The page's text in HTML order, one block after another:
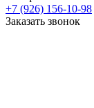
+7 (926) 156-10-98
Заказать звонок